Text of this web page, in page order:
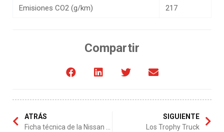
Emisiones CO2 (g/km) 217
Compartir
ATRÁS
SIGUIENTE
Los Trophy Truck